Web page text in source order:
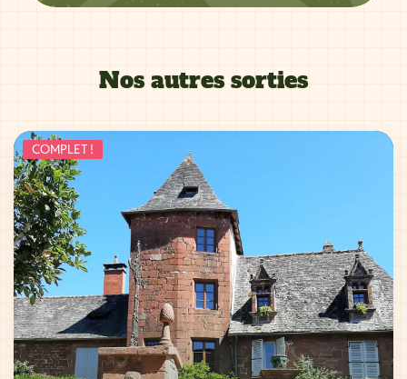
Nos autres sorties
COMPLET !